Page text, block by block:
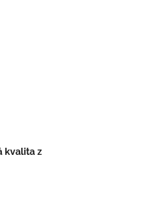
kvalita z